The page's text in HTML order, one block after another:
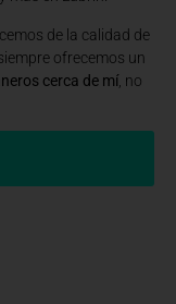
de la calidad de
ofrecemos un
cerca de mí , no